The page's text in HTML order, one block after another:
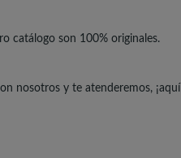
catálogo son 100% originales.
nosotros y te atenderemos,